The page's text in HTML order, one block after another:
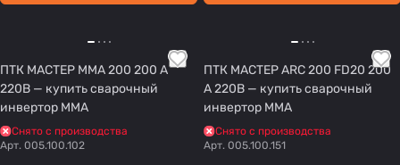
ПТК МАСТЕР ММА 200 200 А
220В — купить сварочный
инвертор MMA
Снято с производства
Арт. 005.100.102
ПТК МАСТЕР ARC 200 FD20 200
А 220В — купить сварочный
инвертор MMA
Снято с производства
Арт. 005.100.151